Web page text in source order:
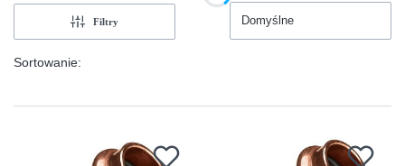
Filtry
Sortowanie:
Domyślne